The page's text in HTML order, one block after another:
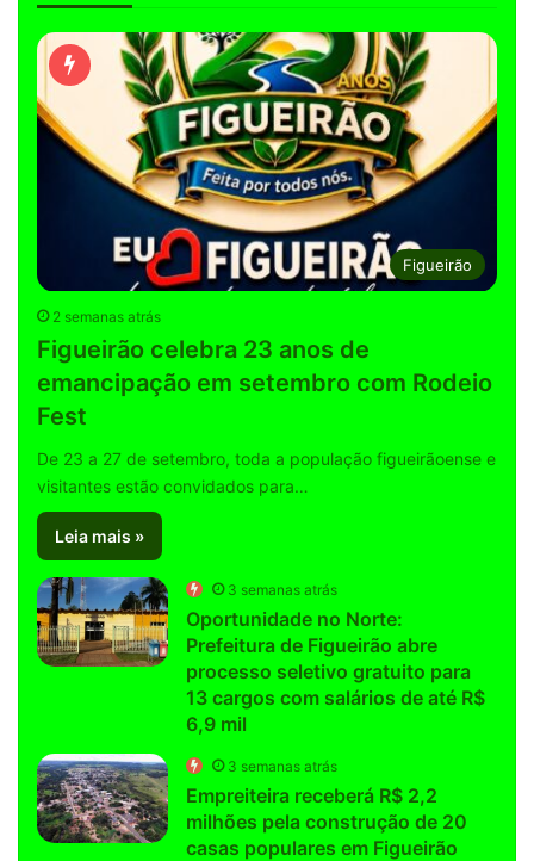
Figueirão
2 semanas atrás
Figueirão celebra 23 anos de
emancipação em setembro com Rodeio
Fest
De 23 a 27 de setembro, toda a população figueirãoense e
visitantes estão convidados para…
Leia mais »
3 semanas atrás
Oportunidade no Norte:
Prefeitura de Figueirão abre
processo seletivo gratuito para
13 cargos com salários de até R$
6,9 mil
3 semanas atrás
Empreiteira receberá R$ 2,2
milhões pela construção de 20
casas populares em Figueirão